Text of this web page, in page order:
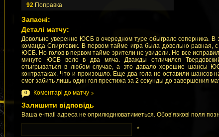
92 Поправка
Запасні:
Деталі матчу:
Довольно уверенно ЮСБ в очередном туре обыграло соперника. В
команда Спиртовик. В первом тайме игра была довольно равная,
ЮСБ. Но голов в первом тайме зрители не увидели. Но все
минуте ЮСБ вело в два мяча. Дважды отличился
отыгрываться в любом случае, а это давало хорошие шансы
контратаках. Что и произошло. Еще два гола не оставили шансов
смог забить лишь один гол престижа за 2 секунды до завершения
0 Коментарі до матчу
Залишити відповідь
Ваша e-mail адреса не оприлюднюватиметься. Обов’язкові поля
*